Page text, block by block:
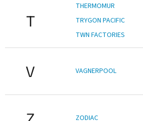
T
THERMOMUR
TRYGON PACIFIC
TWN FACTORIES
V VAGNERPOOL
ZODIAC